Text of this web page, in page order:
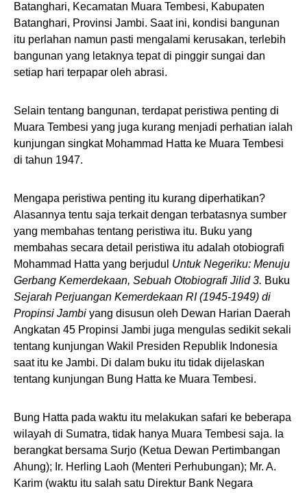
Batanghari, Kecamatan Muara Tembesi, Kabupaten
Batanghari, Provinsi Jambi. Saat ini, kondisi bangunan
itu perlahan namun pasti mengalami kerusakan, terlebih
bangunan yang letaknya tepat di pinggir sungai dan
setiap hari terpapar oleh abrasi.
Selain tentang bangunan, terdapat peristiwa penting di
Muara Tembesi yang juga kurang menjadi perhatian ialah
kunjungan singkat Mohammad Hatta ke Muara Tembesi
di tahun 1947.
Mengapa peristiwa penting itu kurang diperhatikan?
Alasannya tentu saja terkait dengan terbatasnya sumber
yang membahas tentang peristiwa itu. Buku yang
membahas secara detail peristiwa itu adalah otobiografi
Mohammad Hatta yang berjudul Untuk Negeriku: Menuju
Gerbang Kemerdekaan, Sebuah Otobiografi Jilid 3. Buku
Sejarah Perjuangan Kemerdekaan RI (1945-1949) di
Propinsi Jambi yang disusun oleh Dewan Harian Daerah
Angkatan 45 Propinsi Jambi juga mengulas sedikit sekali
tentang kunjungan Wakil Presiden Republik Indonesia
saat itu ke Jambi. Di dalam buku itu tidak dijelaskan
tentang kunjungan Bung Hatta ke Muara Tembesi.
Bung Hatta pada waktu itu melakukan safari ke beberapa
wilayah di Sumatra, tidak hanya Muara Tembesi saja. Ia
berangkat bersama Surjo (Ketua Dewan Pertimbangan
Ahung); Ir. Herling Laoh (Menteri Perhubungan); Mr. A.
Karim (waktu itu salah satu Direktur Bank Negara